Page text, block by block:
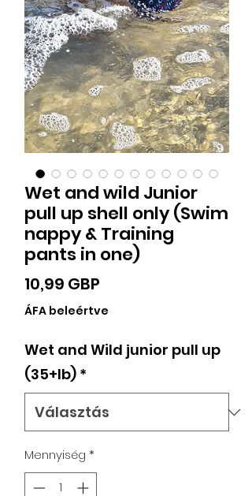
Wet and wild Junior
pull up shell only (Swim
nappy & Training
pants in one)
10,99 GBP
ÁFA beleértve
Wet and Wild junior pull up
(35+lb) *
Mennyiség *